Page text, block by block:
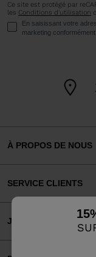
Ce site est protégé par
les Conditions d'utilisation
En saisissant votre
marketing
À PROPOS DE NOUS
SERVICE CLIENTS
JURIDIQUE